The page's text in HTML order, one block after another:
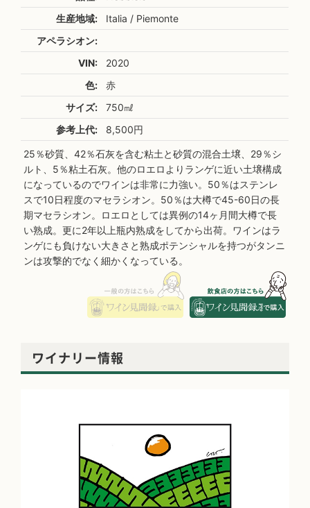
生産地域:
Italia / Piemonte
アペラシオン:
VIN:
2020
色:
赤
サイズ:
750㎖
参考上代:
8,500円
25％砂質、42％石灰を含む粘土と砂質の混合土壌、29％シ
ルト、5％粘土石灰。他のロエロよりランゲに近い土壌構成
になっているのでワインは非常に力強い。50％はステンレ
スで10日程度のマセラシオン。50％は大樽で45-60日の長
期マセラシオン。ロエロとしては異例の14ヶ月間大樽で長
い熟成。更に2年以上瓶内熟成をしてから出荷。ワインはラ
ンゲにも負けない大きさと熟成ポテンシャルを持つがタンニ
ンは攻撃的でなく細かくなっている。
ワイナリー情報